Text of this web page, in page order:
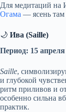
Для медитаций на
Огама — ясень там
🌙 Ива (Saille)
Период: 15
Saille,
и глубокой
ритм приливов и
особенно сильна
практик.